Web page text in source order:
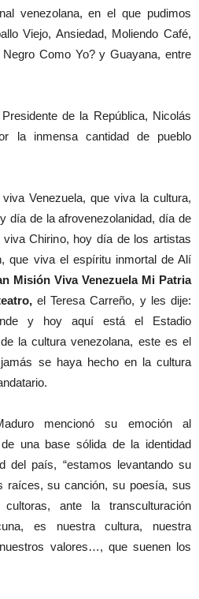
venezolana, en el que pudimos
Viejo, Ansiedad, Moliendo Café,
Como Yo? y Guayana, entre
de la República, Nicolás
la inmensa cantidad de pueblo
Venezuela, que viva la cultura,
día de la afrovenezolanidad, día de
Chirino, hoy día de los artistas
que viva el espíritu inmortal de Alí
Misión Viva Venezuela Mi Patria
el Teresa Carreño, y les dije:
y hoy aquí está el Estadio
la cultura venezolana, este es el
se haya hecho en la cultura
mencionó su emoción al
una base sólida de la identidad
del país, “estamos levantando su
raíces, su canción, su poesía, sus
ante la transculturación
es nuestra cultura, nuestra
valores…, que suenen los